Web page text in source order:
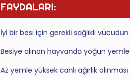
FAYDALARI:
İyi bir besi için gerekli sağlıklı
Besiye alınan hayvanda yoğun
Az yemle yüksek canlı ağırlık